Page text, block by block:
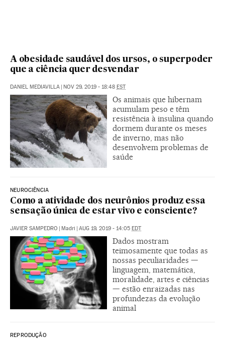
A obesidade saudável dos ursos, o superpoder
que a ciência quer desvendar
DANIEL MEDIAVILLA | NOV 29, 2019 - 18:48 EST
Os animais que hibernam
acumulam peso e têm
resistência à insulina quando
dormem durante os meses
de inverno, mas não
desenvolvem problemas de
saúde
NEUROCIÊNCIA
Como a atividade dos neurônios produz essa
sensação única de estar vivo e consciente?
JAVIER SAMPEDRO | Madri | AUG 19, 2019 - 14:05 EDT
Dados mostram
teimosamente que todas as
nossas peculiaridades —
linguagem, matemática,
moralidade, artes e ciências
— estão enraizadas nas
profundezas da evolução
animal
REPRODUÇÃO